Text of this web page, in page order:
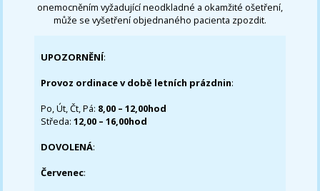
onemocněním vyžadující neodkladné a okamžité ošetření,
může se vyšetření objednaného pacienta zpozdit.
UPOZORNĚNÍ:
Provoz ordinace v době letních prázdnin:
Po, Út, Čt, Pá: 8,00 – 12,00hod
Středa:12,00 – 16,00hod
DOVOLENÁ:
Červenec: